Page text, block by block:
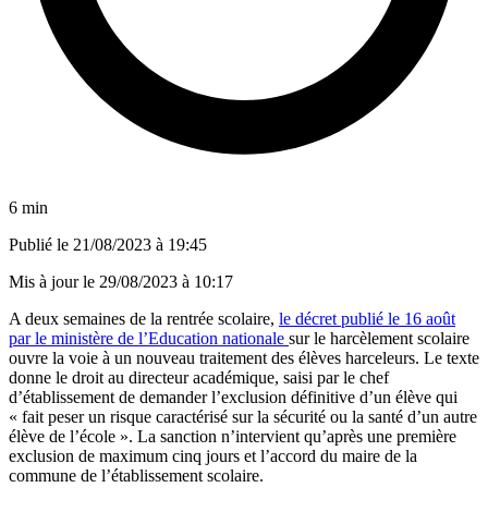
6 min
Publié le 21/08/2023 à 19:45
Mis à jour le 29/08/2023 à 10:17
A deux semaines de la rentrée scolaire, le décret publié le 16 août
par le ministère de l’Education nationale sur le harcèlement scolaire
ouvre la voie à un nouveau traitement des élèves harceleurs. Le texte
donne le droit au directeur académique, saisi par le chef
d’établissement de demander l’exclusion définitive d’un élève qui
« fait peserun risque caractérisé sur la sécurité ou la santé d’un autre
élève de l’école ». La sanction n’intervient qu’après une première
exclusion de maximum cinq jours et l’accord du maire de la
commune de l’établissement scolaire.